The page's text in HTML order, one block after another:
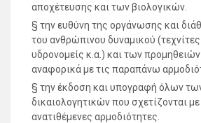
αποχέτευσης και των βιολογικών.
§ την ευθύνη της οργάνωσης και
του ανθρώπινου δυναμικού
υδρονομείς κ.α.) και των
αναφορικά με τις παραπάνω
§ την έκδοση και υπογραφή όλων
δικαιολογητικών που σχετίζονται
ανατιθέμενες αρμοδιότητες.